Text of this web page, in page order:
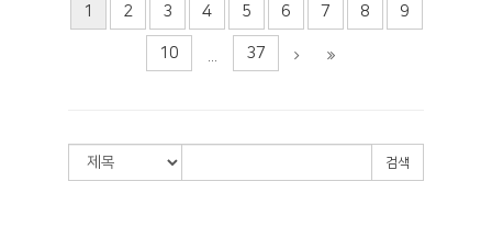
1 2 3 4 5 6 7 8 9
10 37
검색